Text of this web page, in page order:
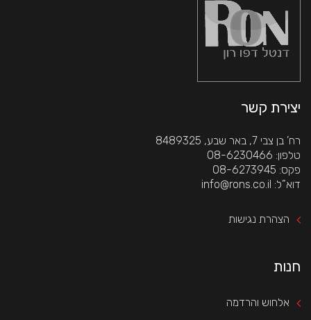
יצירת קשר
רח’ בן צבי 7, באר שבע, 8489325
טלפון: 08-6230466
פקס: 08-6273945
דוא”ל: info@rons.co.il
הצהרת נגישות
חנות
אלחוש והרדמה